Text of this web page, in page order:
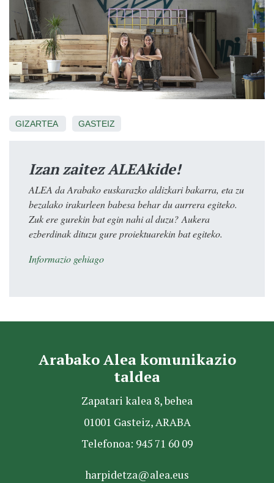
GIZARTEA GASTEIZ
Izan zaitez ALEAkide!
ALEA da Arabako euskarazko aldizkari bakarra, eta zu
bezalako irakurleen babesa behar du aurrera egiteko.
Zuk ere gurekin bat egin nahi al duzu? Aukera
ezberdinak dituzu gure proiektuarekin bat egiteko.
Informazio gehiago
Arabako Alea komunikazio
taldea
Zapatari kalea 8, behea
01001 Gasteiz, ARABA
Telefonoa: 945 71 60 09
harpidetza@alea.eus